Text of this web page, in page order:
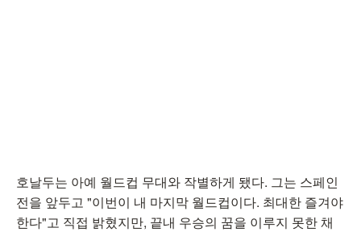
호날두는 아예 월드컵 무대와 작별하게 됐다. 그는 스페인
전을 앞두고 "이번이 내 마지막 월드컵이다. 최대한 즐겨야
한다"고 직접 밝혔지만, 끝내 우승의 꿈을 이루지 못한 채